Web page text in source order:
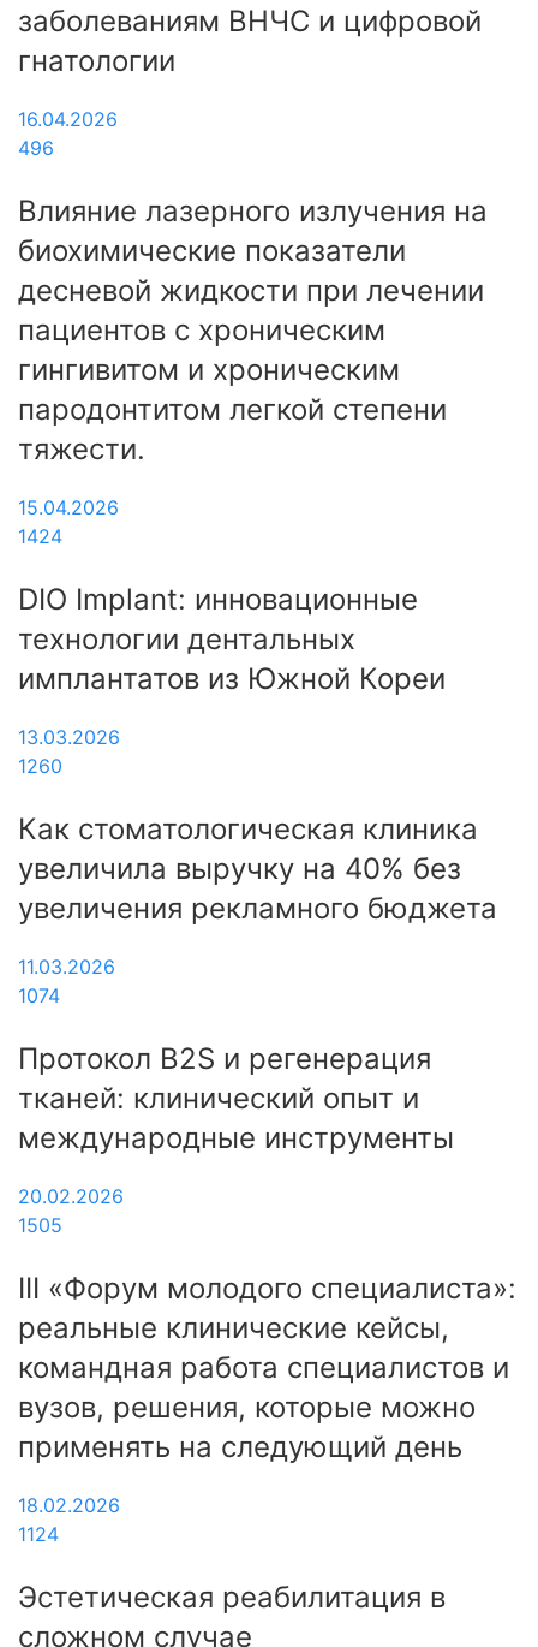
заболеваниям ВНЧС и цифровой
гнатологии
16.04.2026
496
Влияние лазерного излучения на
биохимические показатели
десневой жидкости при лечении
пациентов с хроническим
гингивитом и хроническим
пародонтитом легкой степени
тяжести.
15.04.2026
1424
DIO Implant: инновационные
технологии дентальных
имплантатов из Южной Кореи
13.03.2026
1260
Как стоматологическая клиника
увеличила выручку на 40% без
увеличения рекламного бюджета
11.03.2026
1074
Протокол B2S и регенерация
тканей: клинический опыт и
международные инструменты
20.02.2026
1505
III «Форум молодого специалиста»:
реальные клинические кейсы,
командная работа специалистов и
вузов, решения, которые можно
применять на следующий день
18.02.2026
1124
Эстетическая реабилитация в
сложном случае